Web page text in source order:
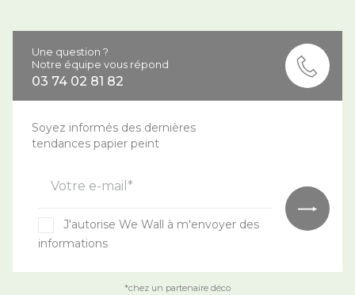
Une question ?
Notre équipe vous répond
03 74 02 81 82
Soyez informés des dernières
tendances papier peint
Votre e-mail*
J'autorise We Wall à m'envoyer des
informations
*chez un partenaire déco